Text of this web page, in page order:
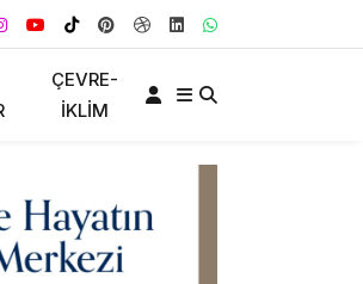
ÇEVRE-
İKLIM